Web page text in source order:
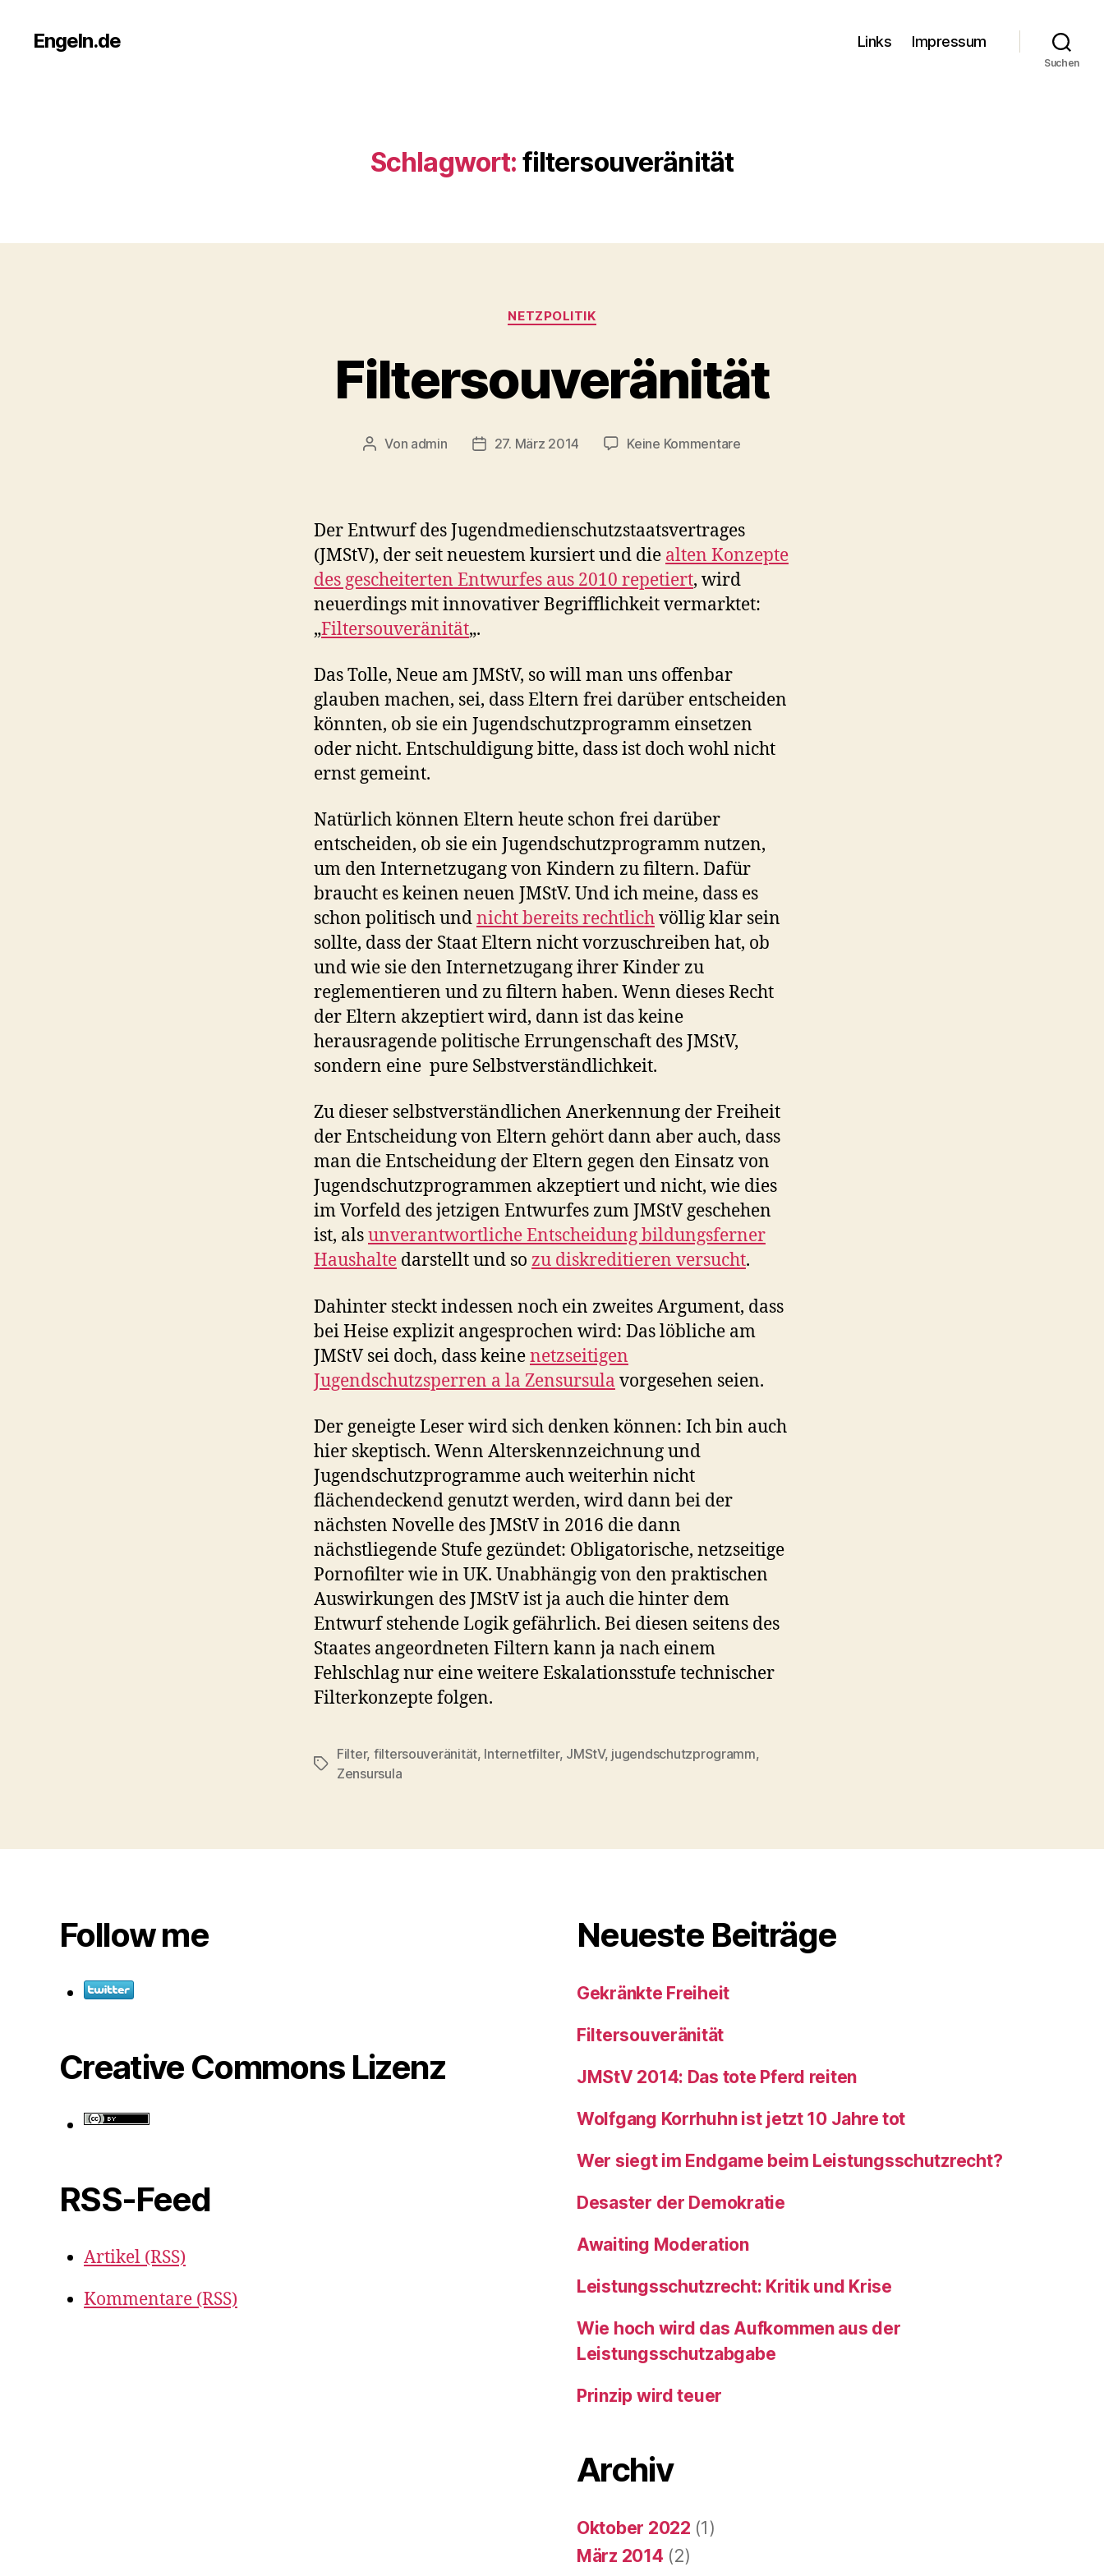
Engeln.de Links Impressum
Suchen
Schlagwort: filtersouveränität
Kategorien
NETZPOLITIK
Filtersouveränität
Beitragsautor
Von admin Veröffentlichungsdatum
27. März 2014 Keine Kommentarezu
Der Entwurf des Jugendmedienschutzstaatsvertrages
(JMStV), der seit neuestem kursiert und die alten Konzepte
des gescheiterten Entwurfes aus 2010 repetiert, wird
neuerdings mit innovativer Begrifflichkeit vermarktet:
„Filtersouveränität„.
Das Tolle, Neue am JMStV, so will man uns offenbar
glauben machen, sei, dass Eltern frei darüber entscheiden
könnten, ob sie ein Jugendschutzprogramm einsetzen
oder nicht. Entschuldigung bitte, dass ist doch wohl nicht
ernst gemeint.
Natürlich können Eltern heute schon frei darüber
entscheiden, ob sie ein Jugendschutzprogramm nutzen,
um den Internetzugang von Kindern zu filtern. Dafür
braucht es keinen neuen JMStV. Und ich meine, dass es
schon politisch undnicht bereits rechtlichvöllig klar sein
sollte, dass der Staat Eltern nicht vorzuschreiben hat, ob
und wie sie den Internetzugang ihrer Kinder zu
reglementieren und zu filtern haben. Wenn dieses Recht
der Eltern akzeptiert wird, dann ist das keine
herausragende politische Errungenschaft des JMStV,
sondern eine pure Selbstverständlichkeit.
Zu dieser selbstverständlichen Anerkennung der Freiheit
der Entscheidung von Eltern gehört dann aber auch, dass
man die Entscheidung der Eltern gegen den Einsatz von
Jugendschutzprogrammen akzeptiert und nicht, wie dies
im Vorfeld des jetzigen Entwurfes zum JMStV geschehen
ist, alsunverantwortliche Entscheidung bildungsferner
Haushalte darstellt und so zu diskreditieren versucht.
Dahinter steckt indessen noch ein zweites Argument, dass
bei Heise explizit angesprochen wird: Das löbliche am
JMStV sei doch, dass keinenetzseitigen
Jugendschutzsperren a la Zensursula vorgesehen seien.
Der geneigte Leser wird sich denken können: Ich bin auch
hier skeptisch. Wenn Alterskennzeichnung und
Jugendschutzprogramme auch weiterhin nicht
flächendeckend genutzt werden, wird dann bei der
nächsten Novelle des JMStV in 2016 die dann
nächstliegende Stufe gezündet: Obligatorische, netzseitige
Pornofilter wie in UK. Unabhängig von den praktischen
Auswirkungen des JMStV ist ja auch die hinter dem
Entwurf stehende Logik gefährlich. Bei diesen seitens des
Staates angeordneten Filtern kann ja nach einem
Fehlschlag nur eine weitere Eskalationsstufe technischer
Filterkonzepte folgen.
Schlagwörter
Filter, filtersouveränität, Internetfilter, JMStV, jugendschutzprogramm,
Zensursula
Follow me
Creative Commons Lizenz
RSS-Feed
Artikel (RSS)
Kommentare (RSS)
Neueste Beiträge
Gekränkte Freiheit
Filtersouveränität
JMStV 2014: Das tote Pferd reiten
Wolfgang Korrhuhn ist jetzt 10 Jahre tot
Wer siegt im Endgame beim Leistungsschutzrecht?
Desaster der Demokratie
Awaiting Moderation
Leistungsschutzrecht: Kritik und Krise
Wie hoch wird das Aufkommen aus der
Leistungsschutzabgabe
Prinzip wird teuer
Archiv
Oktober 2022 (1)
März 2014 (2)